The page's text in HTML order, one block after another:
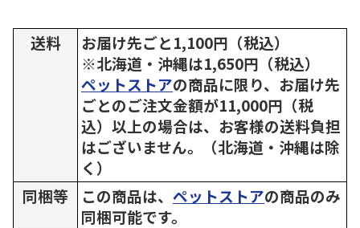
送料
お届け先ごと1,100円（税込）
※北海道・沖縄は1,650円（税込）
ペットストアの商品に限り、お届け先
ごとのご注文金額が11,000円（税
込）以上の場合は、お客様の送料負担
はございません。（北海道・沖縄は除
く）
同梱等
この商品は、 ペットストアの商品のみ
同梱可能です。